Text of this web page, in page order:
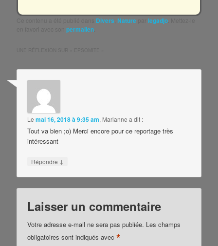
Divers Nature legadjo
en favori avec sonpermalien
Lemai 16, 2018 à 9:35 am, Marianne a dit :
Tout va bien ;o) Merci encore pour ce reportage très
intéressant
Répondre ↓
Laisser un commentaire
Votre adresse e-mail ne sera pas publiée. Les champs
obligatoires sont indiqués avec*